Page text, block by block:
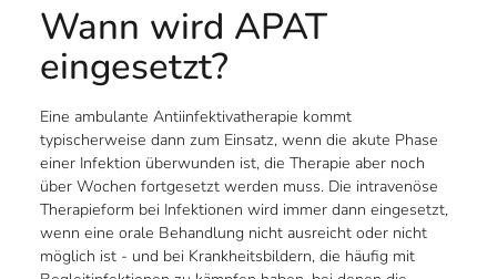
Wann wird APAT
eingesetzt?
Eine ambulante Antiinfektivatherapie kommt
typischerweise dann zum Einsatz, wenn die akute Phase
einer Infektion überwunden ist, die Therapie aber noch
über Wochen fortgesetzt werden muss. Die intravenöse
Therapieform bei Infektionen wird immer dann eingesetzt,
wenn eine orale Behandlung nicht ausreicht oder nicht
möglich ist - und bei Krankheitsbildern, die häufig mit